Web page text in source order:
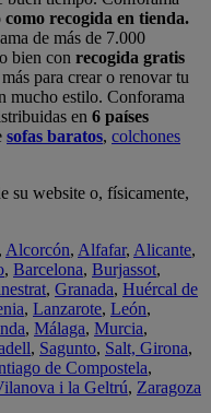
recogida en tienda.
de más de 7.000
bien con recogida gratis
para crear o renovar tu
mucho estilo. Conforama
en 6 países
sofas baratos, colchones
su website o, físicamente,
, Alcorcón, Alfafar, Alicante,
, Barcelona, Burjassot,
, Granada, Huércal de
, Lanzarote, León,
, Málaga, Murcia,
, Sagunto, Salt, Girona,
de Compostela,
i la Geltrú, Zaragoza